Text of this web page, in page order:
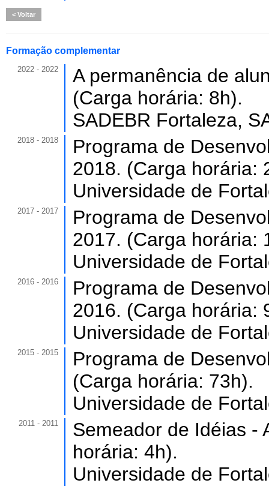
Voltar
Formação complementar
2022 - 2022
A permanência de
(Carga horária: 8h).
SADEBR Fortaleza,
2018 - 2018
Programa de
2018. (Carga horária:
Universidade de
2017 - 2017
Programa de
2017. (Carga horária:
Universidade de
2016 - 2016
Programa de
2016. (Carga horária:
Universidade de
2015 - 2015
Programa de
(Carga horária: 73h).
Universidade de
2011 - 2011
Semeador de Idéias -
horária: 4h).
Universidade de